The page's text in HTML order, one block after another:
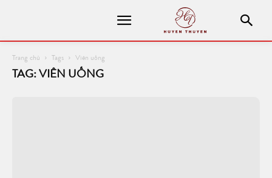
Trang chủ Tags Viên uống
TAG: VIÊN UỐNG